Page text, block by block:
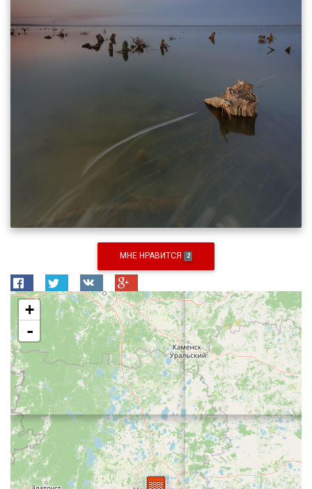
МНЕ НРАВИТСЯ 2
+
-